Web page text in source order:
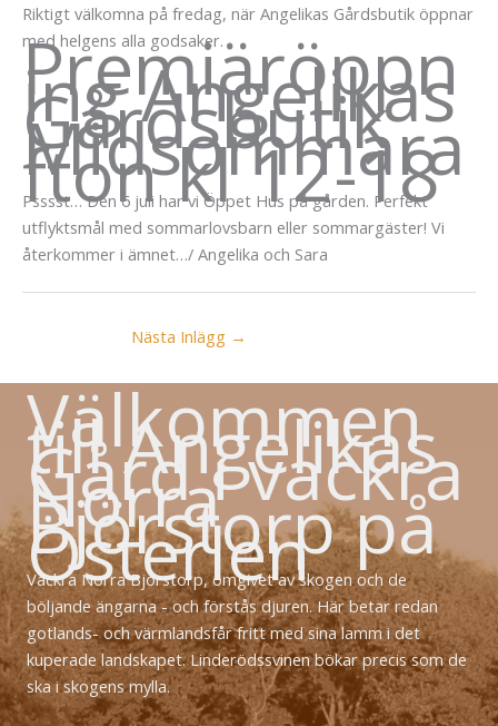
Riktigt välkomna på fredag, när Angelikas Gårdsbutik öppnar
med helgens alla godsaker.
Premiäröppn
ing Angelikas
Gårdsbutik
Midsommara
fton kl 12-18
Psssst… Den 6 juli har vi Öppet Hus på gården. Perfekt
utflyktsmål med sommarlovsbarn eller sommargäster! Vi
återkommer i ämnet…/ Angelika och Sara
Nästa Inlägg →
Välkommen
till Angelikas
Gård i vackra
Norra
Björstorp på
Österlen
Vackra Norra Björstorp, omgivet av skogen och de
böljande ängarna - och förstås djuren. Här betar redan
gotlands- och värmlandsfår fritt med sina lamm i det
kuperade landskapet. Linderödssvinen bökar precis som de
ska i skogens mylla.